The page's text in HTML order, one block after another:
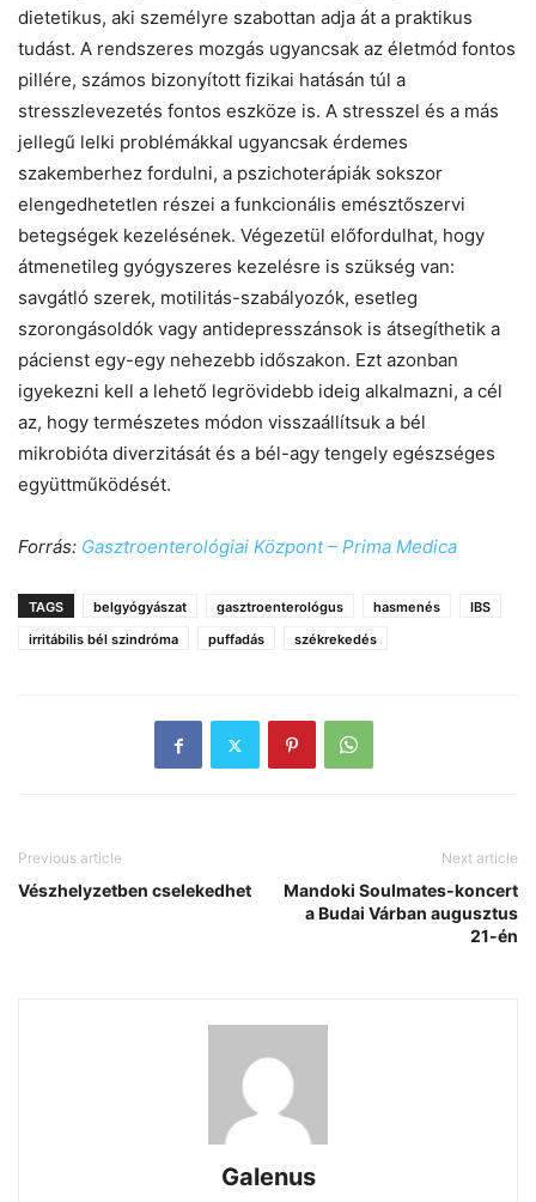
dietetikus, aki személyre szabottan adja át a praktikus
tudást. A rendszeres mozgás ugyancsak az életmód fontos
pillére, számos bizonyított fizikai hatásán túl a
stresszlevezetés fontos eszköze is. A stresszel és a más
jellegű lelki problémákkal ugyancsak érdemes
szakemberhez fordulni, a pszichoterápiák sokszor
elengedhetetlen részei a funkcionális emésztőszervi
betegségek kezelésének. Végezetül előfordulhat, hogy
átmenetileg gyógyszeres kezelésre is szükség van:
savgátló szerek, motilitás-szabályozók, esetleg
szorongásoldók vagy antidepresszánsok is átsegíthetik a
pácienst egy-egy nehezebb időszakon. Ezt azonban
igyekezni kell a lehető legrövidebb ideig alkalmazni, a cél
az, hogy természetes módon visszaállítsuk a bél
mikrobióta diverzitását és a bél-agy tengely egészséges
együttműködését.
Forrás: Gasztroenterológiai Központ – Prima Medica
TAGS belgyógyászat gasztroenterológus hasmenés
IBS
irritábilis bél szindróma
puffadás székrekedés
Previous article
Vészhelyzetben cselekedhet
Next article
Mandoki Soulmates-koncert
a Budai Várban augusztus
21-én
Galenus